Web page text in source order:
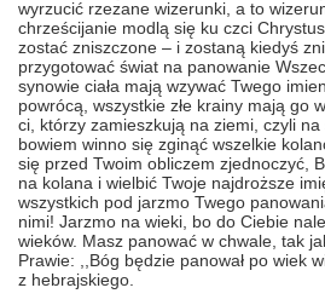
wyrzucić rzezane wizerunki, a to
chrześcijanie modlą się ku czci
zostać zniszczone – i zostaną kiedyś
przygotować świat na panowanie
synowie ciała mają wzywać Twego
powrócą, wszystkie złe krainy mają go
ci, którzy zamieszkują na ziemi, czyli na
bowiem winno się zginąć wszelkie
się przed Twoim obliczem zjednoczyć,
na kolana i wielbić Twoje najdroższe
wszystkich pod jarzmo Twego
nimi! Jarzmo na wieki, bo do Ciebie
wieków. Masz panować w chwale, tak
Prawie: ,,Bóg będzie panował po wiek
z hebrajskiego.